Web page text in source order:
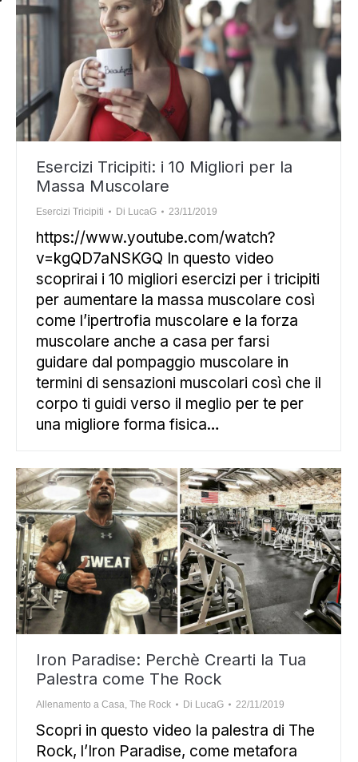
Esercizi Tricipiti: i 10 Migliori per la
Massa Muscolare
Esercizi Tricipiti Di LucaG 23/11/2019
https://www.youtube.com/watch?
v=kgQD7aNSKGQ In questo video
scoprirai i 10 migliori esercizi per i tricipiti
per aumentare la massa muscolare così
come l’ipertrofia muscolare e la forza
muscolare anche a casa per farsi
guidare dal pompaggio muscolare in
termini di sensazioni muscolari così che il
corpo ti guidi verso il meglio per te per
una migliore forma fisica…
Iron Paradise: Perchè Crearti la Tua
Palestra come The Rock
Allenamento a Casa, The Rock Di LucaG 22/11/2019
Scopri in questo video la palestra di The
Rock, l’Iron Paradise, come metafora